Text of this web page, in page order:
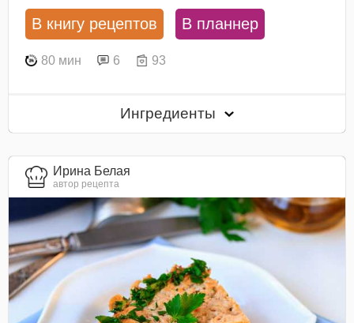
В книгу рецептов В планнер
80 мин 6 93
Ингредиенты
Ирина Белая
автор рецепта